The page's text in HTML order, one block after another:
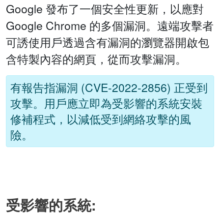
Google 發布了一個安全性更新，以應對
Google Chrome 的多個漏洞。遠端攻擊者
可誘使用戶透過含有漏洞的瀏覽器開啟包
含特製內容的網頁，從而攻擊漏洞。
有報告指漏洞 (CVE-2022-2856) 正受到
攻擊。用戶應立即為受影響的系統安裝
修補程式，以減低受到網絡攻擊的風
險。
受影響的系統: